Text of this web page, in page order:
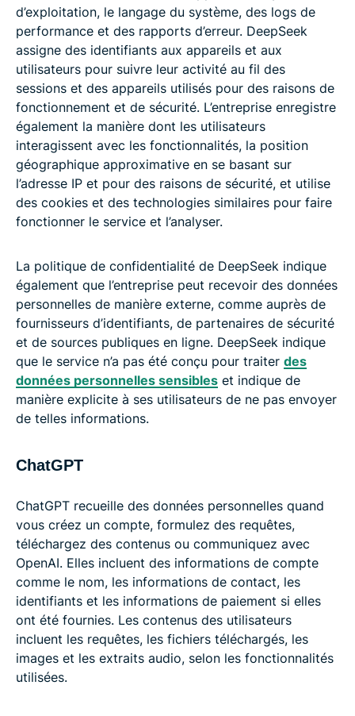
d’exploitation, le langage du système, des logs de
performance et des rapports d’erreur. DeepSeek
assigne des identifiants aux appareils et aux
utilisateurs pour suivre leur activité au fil des
sessions et des appareils utilisés pour des raisons de
fonctionnement et de sécurité. L’entreprise enregistre
également la manière dont les utilisateurs
interagissent avec les fonctionnalités, la position
géographique approximative en se basant sur
l’adresse IP et pour des raisons de sécurité, et utilise
des cookies et des technologies similaires pour faire
fonctionner le service et l’analyser.
La politique de confidentialité de DeepSeek indique
également que l’entreprise peut recevoir des données
personnelles de manière externe, comme auprès de
fournisseurs d’identifiants, de partenaires de sécurité
et de sources publiques en ligne. DeepSeek indique
que le service n’a pas été conçu pour traiter des
données personnelles sensibles et indique de
manière explicite à ses utilisateurs de ne pas envoyer
de telles informations.
ChatGPT
ChatGPT recueille des données personnelles quand
vous créez un compte, formulez des requêtes,
téléchargez des contenus ou communiquez avec
OpenAI. Elles incluent des informations de compte
comme le nom, les informations de contact, les
identifiants et les informations de paiement si elles
ont été fournies. Les contenus des utilisateurs
incluent les requêtes, les fichiers téléchargés, les
images et les extraits audio, selon les fonctionnalités
utilisées.